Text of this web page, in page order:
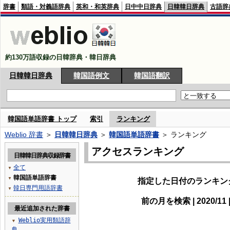
辞書 類語・対義語辞典 英和・和英辞典 日中中日辞典 日韓韓日辞典 古語辞
約130万語収録の日韓辞典・韓日辞典
日韓韓日辞典 韓国語例文 韓国語翻訳
韓国語単語辞書 トップ 索引 ランキング
Weblio 辞書 ＞ 日韓韓日辞典 ＞ 韓国語単語辞書 ＞ ランキング
アクセスランキング
指定した日付のランキ
前の月を検索 | 2020/11
日韓韓日辞典収録辞書
▼ 全て
▼ 韓国語単語辞書
▼ 韓日専門用語辞書
最近追加された辞書
▼
Weblio実用類語辞